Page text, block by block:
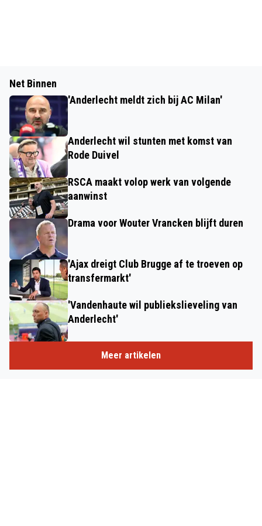
Net Binnen
'Anderlecht meldt zich bij AC Milan'
Anderlecht wil stunten met komst van
Rode Duivel
RSCA maakt volop werk van volgende
aanwinst
Drama voor Wouter Vrancken blijft duren
'Ajax dreigt Club Brugge af te troeven op
transfermarkt'
'Vandenhaute wil publiekslieveling van
Anderlecht'
Meer artikelen